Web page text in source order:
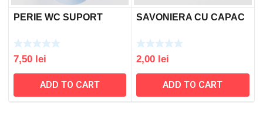
PERIE WC SUPORT
7,50 lei
ADD TO CART
SAVONIERA CU CAPAC
2,00 lei
ADD TO CART